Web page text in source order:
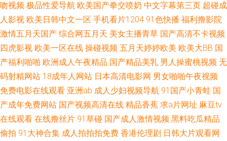
51视频入口 肏屄99视频 久久精品网站免费 日日操B 91吃瓜国产视频 操碰人
人 国语精品对白 人人爱91 亚洲一二三元码 97视频在线观看 囯产精品久久
内射白丝JK 五月天资源站 91色狼老熟女 成人浮力影院 久草免费新视频 日韩
国无码 在线视频香蕉 av午夜日韩 国产在线91 欧美蜜桃熟妇性爱 性爱综合网
AV天堂电影院 国产精品久久伊人 欧美女同网站 午夜福利三级导航 91视频第
吻视频 极品性爱导航 欧美国产拳交喷奶 中文字幕第三页 超碰成
人影视 欧美日韩中文一区 手机看片1204 91色快播 福利撸影院
激情五月天国产 综合网五月天 美女主播青草 国产高清不卡视频
四虎影视 欧美一区在线 操碰视频 五月天婷婷欧美 欧美大BB 国
产福利啪啪 欧洲成人午夜精品 国产精品美乳 男人操蜜桃视频 无
码射精网站 18成年人网站 日本高清电影网 男女啪啪午夜视频
免费电影在线观看 亚洲ab 成人少妇视频导航 91国产小青蛙 国
产成年免费网站 国产视频高清在线 精品香蕉 求a片网址 麻豆tv
在线观看 在线撸丝片 91草碰 国产成人激情视频 黑料吃瓜精品
偷拍 91大神合集 成人拍拍拍免费 香港伦理剧 日韩大片观看网